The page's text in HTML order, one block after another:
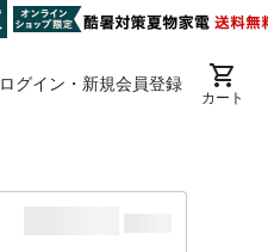
ログイン・新規会員登録
カート